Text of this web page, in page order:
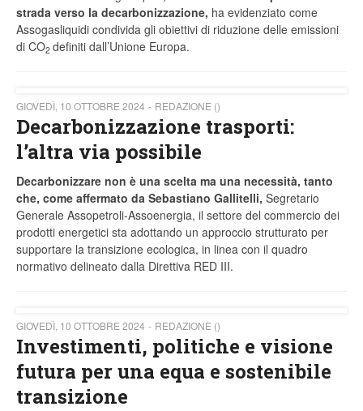
strada verso la decarbonizzazione, ha evidenziato come
Assogasliquidi condivida gli obiettivi di riduzione delle emissioni
di CO2 definiti dall’Unione Europa.
GIOVEDÌ, 10 OTTOBRE 2024 REDAZIONE ()
Decarbonizzazione trasporti:
l’altra via possibile
Decarbonizzare non è una scelta ma una necessità, tanto
che, come affermato da Sebastiano Gallitelli, Segretario
Generale Assopetroli-Assoenergia, il settore del commercio dei
prodotti energetici sta adottando un approccio strutturato per
supportare la transizione ecologica, in linea con il quadro
normativo delineato dalla Direttiva RED III.
GIOVEDÌ, 10 OTTOBRE 2024 REDAZIONE ()
Investimenti, politiche e visione
futura per una equa e sostenibile
transizione